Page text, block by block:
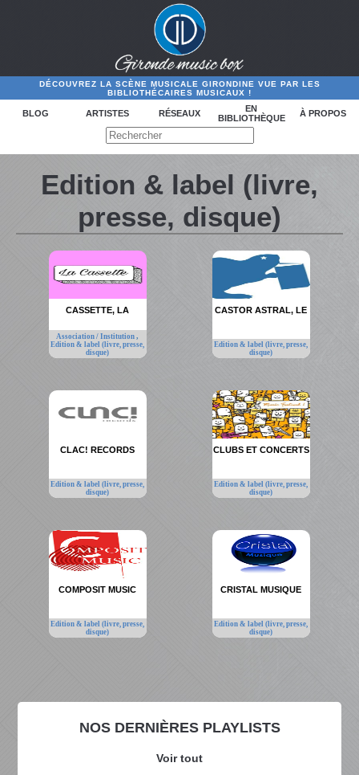
DÉCOUVREZ LA SCÈNE MUSICALE GIRONDINE VUE PAR LES
BIBLIOTHÉCAIRES MUSICAUX !
BLOG ARTISTES RÉSEAUX
EN
BIBLIOTHÈQUE
À PROPOS
NOS DERNIÈRES PLAYLISTS
Voir tout
Edition & label (livre,
presse, disque)
CASSETTE, LA
Association / Institution,
Edition & label (livre, presse,
disque)
CASTOR ASTRAL, LE
Edition & label (livre, presse,
disque)
CLAC! RECORDS
Edition & label (livre, presse,
disque)
CLUBS ET CONCERTS
Edition & label (livre, presse,
disque)
COMPOSIT MUSIC
Edition & label (livre, presse,
disque)
CRISTAL MUSIQUE
Edition & label (livre, presse,
disque)